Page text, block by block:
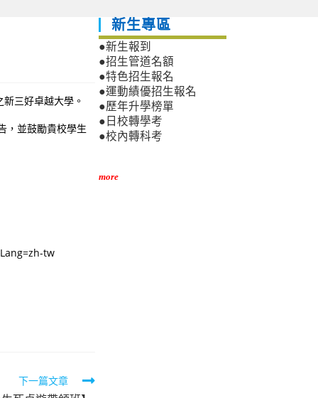
三好卓越大學。
，並鼓勵貴校學生
tw
下一篇文章
新生專區
●新生報到
●招生管道名額
●特色招生報名
●運動績優招生報名
●歷年升學榜單
●日校轉學考
●校內轉科考
more